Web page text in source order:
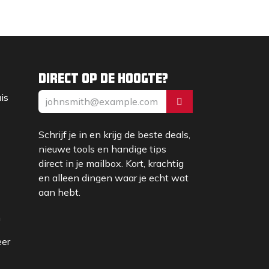
Direct op de hoogte?
Schrijf je in en krijg de beste deals,
nieuwe tools en handige tips
direct in je mailbox. Kort, krachtig
en alleen dingen waar je echt wat
aan hebt.